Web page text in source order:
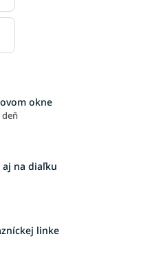
okne
deň
aj na diaľku
linke